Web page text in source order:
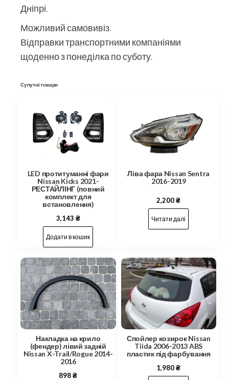
Дніпрі.
Можливий самовивіз.
Відправки транспортними компаніями
щоденно з понеділка по суботу.
Супутні товари
LED протитуманні фари
Nissan Kicks 2021-
РЕСТАЙЛІНГ (повний
комплект для
встановлення)
3,143 ₴
Додати в кошик
Ліва фара Nissan Sentra
2016-2019
2,200₴
Читати далі
Накладка на крило
(фендер) лівий задній
Nissan X-Trail/Rogue 2014-
2016
898₴
Спойлер козирок Nissan
Tiida 2006-2013 ABS
пластик під фарбування
1,980₴